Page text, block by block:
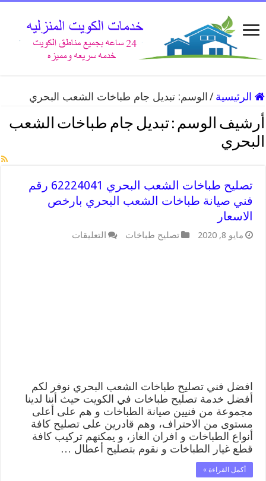
الرئيسية / الوسم:تبديل جام طباخات الشعب البحري
أرشيف الوسم :تبديل جام طباخات الشعب
البحري
تصليح طباخات الشعب البحري 62224041 رقم
فني صيانة طباخات الشعب البحري بارخص
الاسعار
مايو 8, 2020 تصليح طباخات التعليقات
مغلقة
افضل فني تصليح طباخات الشعب البحري نوفر لكم
أفضل خدمة تصليح طباخات في الكويت حيث أننا لدينا
مجموعة من فنيين صيانة الطباخات و هم على أعلى
مستوى من الاحتراف، وهم قادرين على تصليح كافة
أنواع الطباخات و افران الغاز، و يمكنهم تركيب كافة
قطع غيار الطباخات و نقوم بتصليح أعطال …
أكمل القراءة »